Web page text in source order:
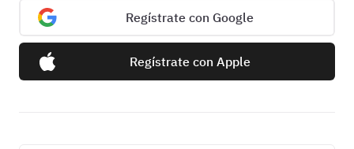
Regístrate con Google
Regístrate con Apple